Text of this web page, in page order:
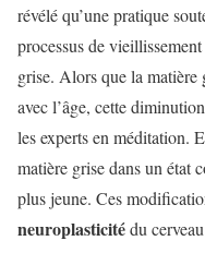
révélé qu’une pratique
processus de
grise. Alors que la
avec l’âge, cette
les experts en méditation.
matière grise dans un état
plus jeune. Ces
neuroplasticitédu